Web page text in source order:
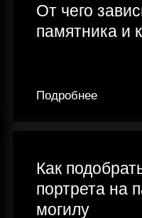
От чего
памятника и
Подробнее
Как
портрета на
могилу